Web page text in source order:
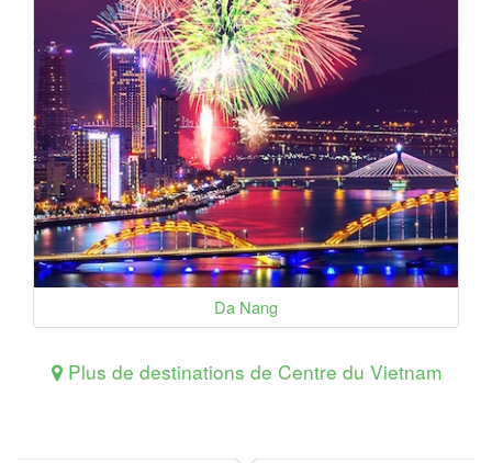
Da Nang
Plus de destinations de Centre du Vietnam